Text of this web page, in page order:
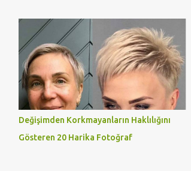
Değişimden Korkmayanların Haklılığını
Gösteren 20 Harika Fotoğraf